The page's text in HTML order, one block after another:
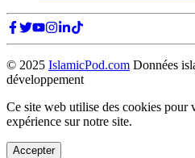
© 2025 IslamicPod.com Données
développement
Ce site web utilise des cookies pour
expérience sur notre site.
Accepter